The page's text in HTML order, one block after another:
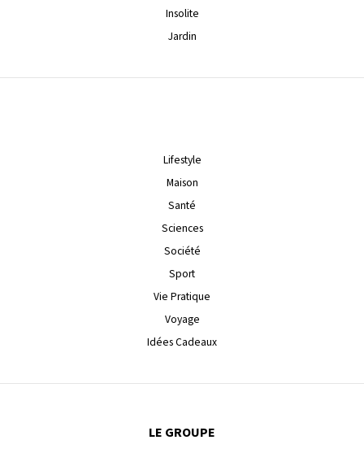
Insolite
Jardin
Lifestyle
Maison
Santé
Sciences
Société
Sport
Vie Pratique
Voyage
Idées Cadeaux
LE GROUPE